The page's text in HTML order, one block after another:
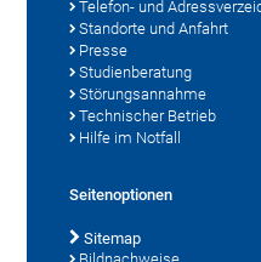
Telefon- und
Standorte und Anfahrt
Presse
Studienberatung
Störungsannahme
Technischer Betrieb
Hilfe im Notfall
Seitenoptionen
Sitemap